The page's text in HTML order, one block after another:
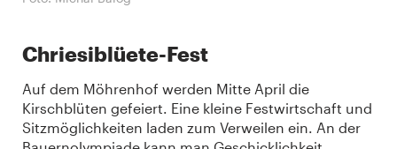
Chriesiblüete-Fest
Auf dem Möhrenhof werden Mitte April die
Kirschblüten gefeiert. Eine kleine Festwirtschaft und
Sitzmöglichkeiten laden zum Verweilen ein. An der